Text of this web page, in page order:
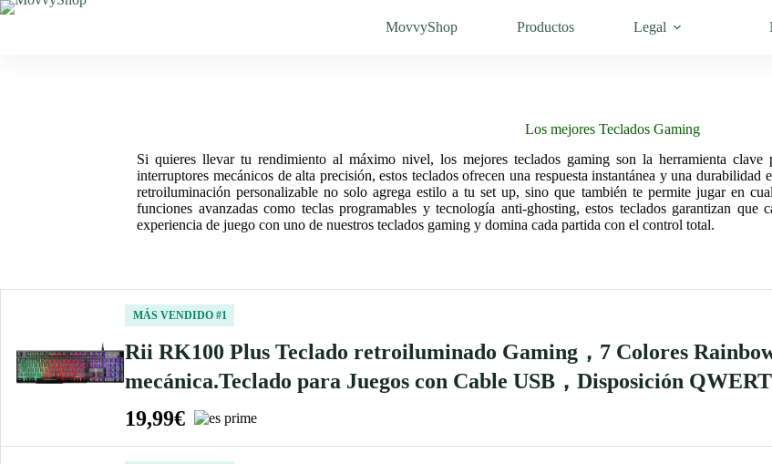
Saltar
MovvyShop Productos Legal
Los mejores Teclados Gaming
Si quieres llevar tu rendimiento al máximo nivel, los mejores teclados gaming son la herramienta clave
interruptores mecánicos de alta precisión, estos teclados ofrecen una respuesta instantánea y una durabilidad
retroiluminación personalizable no solo agrega estilo a tu set up, sino que también te permite jugar en
funciones avanzadas como teclas programables y tecnología anti-ghosting, estos teclados garantizan
experiencia de juego con uno de nuestros teclados gaming y domina cada partida con el control total.
MÁS VENDIDO #1
Rii RK100 Plus Teclado retroiluminado Gaming，7 Colores
mecánica.Teclado para Juegos con Cable USB，Disposición
19,99€